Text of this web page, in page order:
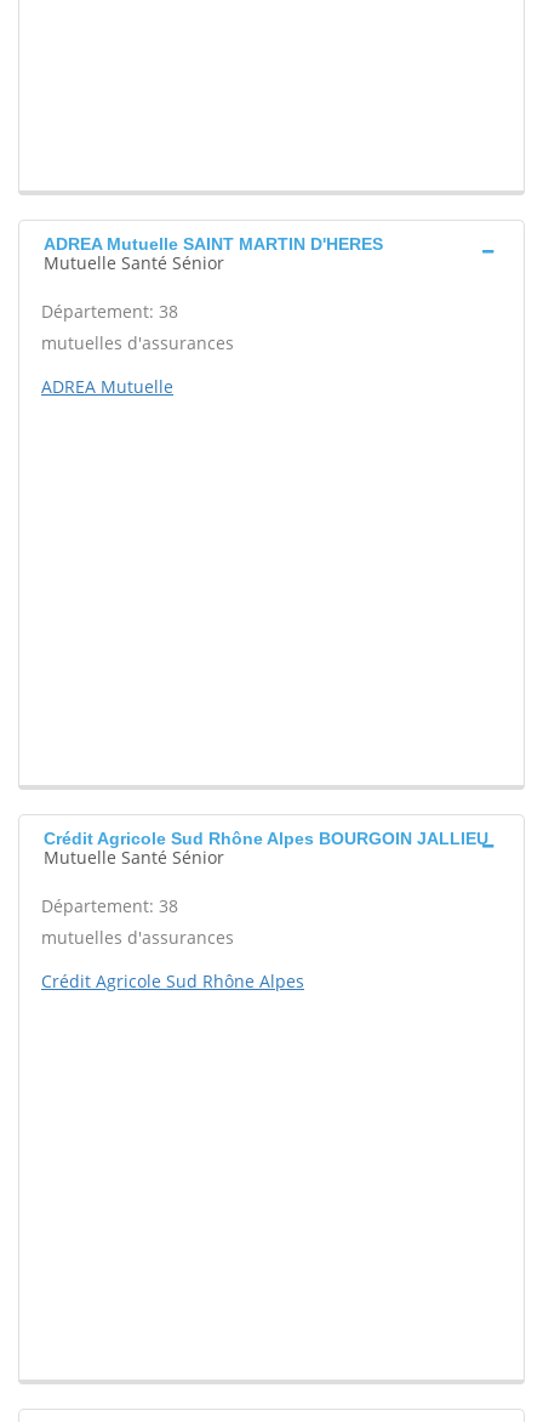
ADREA Mutuelle SAINT MARTIN D'HERES
Mutuelle Santé Sénior
Département: 38
mutuelles d'assurances
ADREA Mutuelle
Crédit Agricole Sud Rhône Alpes BOURGOIN JALLIEU
Mutuelle Santé Sénior
Département: 38
mutuelles d'assurances
Crédit Agricole Sud Rhône Alpes